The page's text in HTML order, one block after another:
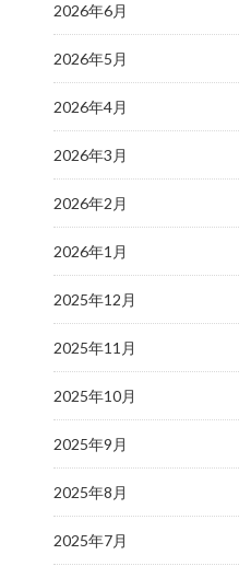
2026年6月
2026年5月
2026年4月
2026年3月
2026年2月
2026年1月
2025年12月
2025年11月
2025年10月
2025年9月
2025年8月
2025年7月